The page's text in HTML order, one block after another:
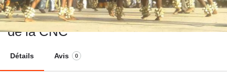
Rentrée culturelle et artistique 2024
de la CNC
Détails Avis 0